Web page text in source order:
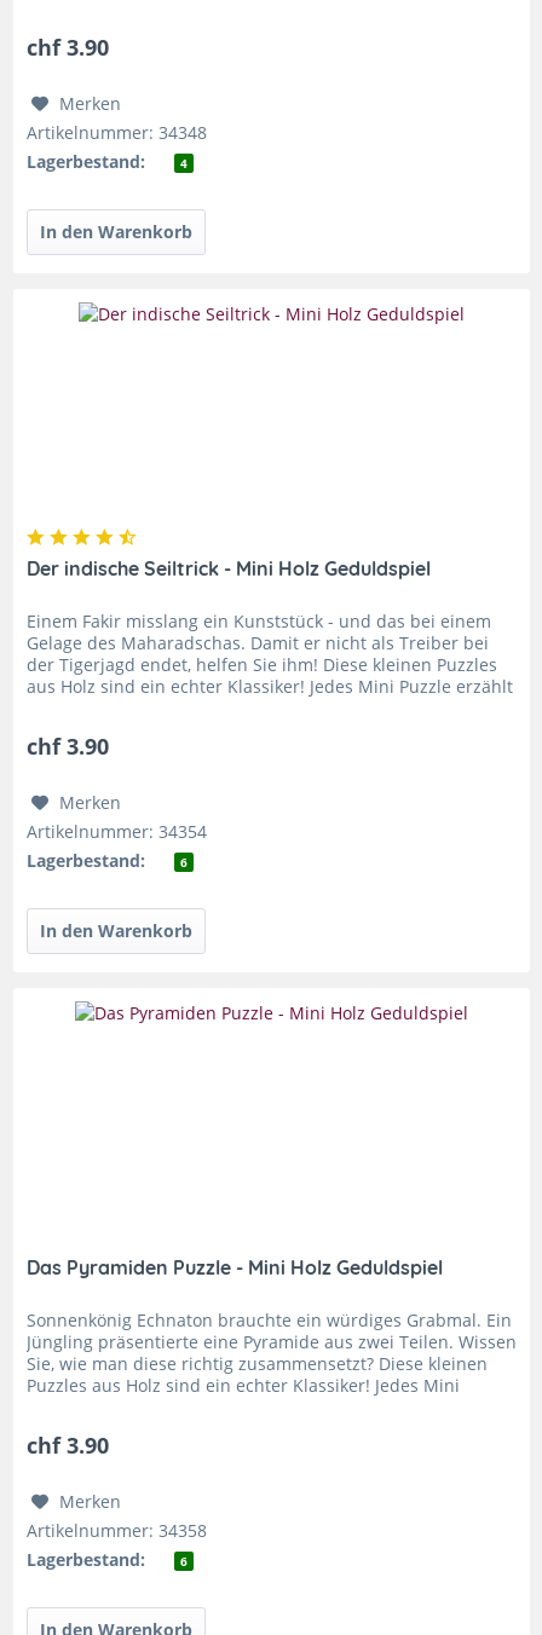
chf 3.90
Merken
Artikelnummer: 34348
Lagerbestand:
4
Der indische Seiltrick - Mini Holz Geduldspiel
Einem Fakir misslang ein Kunststück - und das bei einem
Gelage des Maharadschas. Damit er nicht als Treiber bei
der Tigerjagd endet, helfen Sie ihm! Diese kleinen Puzzles
aus Holz sind ein echter Klassiker! Jedes Mini Puzzle erzählt
chf 3.90
Merken
Artikelnummer: 34354
Lagerbestand:
6
Das Pyramiden Puzzle - Mini Holz Geduldspiel
Sonnenkönig Echnaton brauchte ein würdiges Grabmal. Ein
Jüngling präsentierte eine Pyramide aus zwei Teilen. Wissen
Sie, wie man diese richtig zusammensetzt? Diese kleinen
Puzzles aus Holz sind ein echter Klassiker! Jedes Mini
chf 3.90
Merken
Artikelnummer: 34358
Lagerbestand:
6